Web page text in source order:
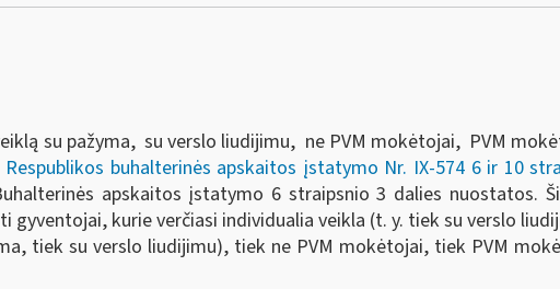
su pažyma, su verslo liudijimu, ne PVM mokėtojai, PVM
Respublikos buhalterinės apskaitos įstatymo Nr. IX-574 6 ir 10
apskaitos įstatymo 6 straipsnio 3 dalies
kurie verčiasi individualia veikla (t. y. tiek su verslo
tiek su verslo liudijimu), tiek ne PVM mokėtojai, tiek PVM